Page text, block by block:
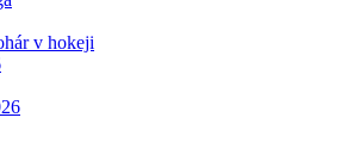
v hokeji